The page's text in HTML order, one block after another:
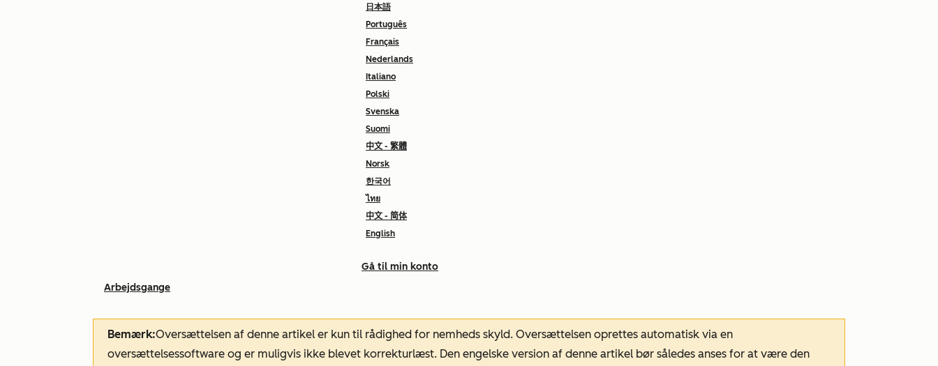
日本語
Português
Français
Nederlands
Italiano
Polski
Svenska
Suomi
中文 - 繁體
Norsk
한국어
ไทย
中文 - 简体
English
Gå til min konto
Arbejdsgange
Bemærk:Oversættelsen af denne artikel er kun til rådighed for nemheds skyld. Oversættelsen oprettes automatisk via en
oversættelsessoftware og er muligvis ikke blevet korrekturlæst. Den engelske version af denne artikel bør således anses for at være den